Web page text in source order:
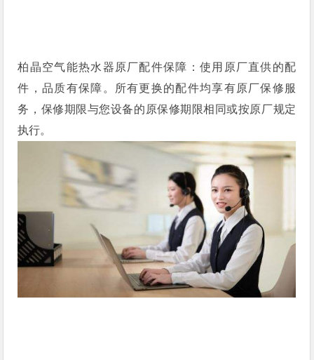
柏晶空气能热水器原厂配件保障：使用原厂直供的配
件，品质有保障。所有更换的配件均享有原厂保修服
务，保修期限与您设备的原保修期限相同或按原厂规定
执行。